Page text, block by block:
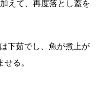
えて、再度落とし蓋を
下茹でし、魚が煮上が
る。